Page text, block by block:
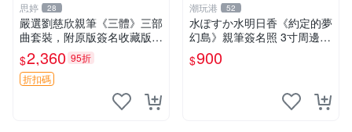
思婷 28
嚴選劉慈欣親筆《三體》三部
曲套裝，附原版簽名收藏版
三體 規格完整 網拍無疑真品
收藏推薦 《三體》全系列親
筆簽名版 電影原著珍藏必備
$2,360 95折
折扣碼
潮玩港 52
水ぽすか水明日香《約定的夢
幻島》親筆簽名照 3寸周邊照
片 簽名真跡 約束のネバーラ
ンド 周邊 照片收藏 水明日香
$900